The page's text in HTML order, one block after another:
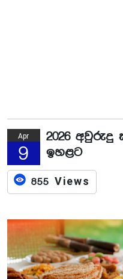
Apr
9
2026 අවුරුදු
ඉහළට
855 Views